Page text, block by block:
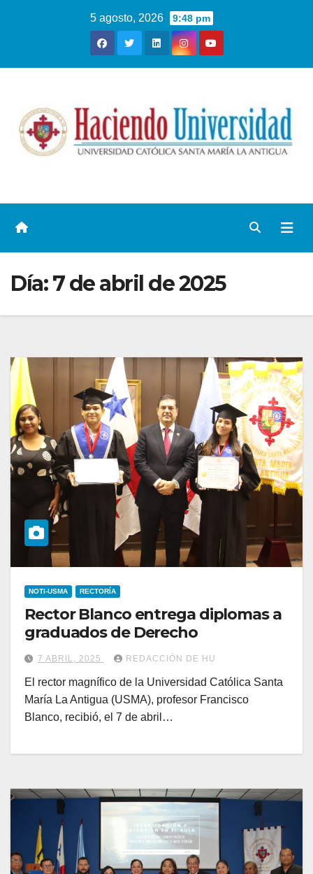
5 agosto, 2026 9:48 pm
Día:7 de abril de 2025
NOTI-USMA RECTORÍA
Rector Blanco entrega diplomas a
graduados de Derecho
7 ABRIL, 2025 REDACCIÓN DE HU
El rector magnífico de la Universidad Católica Santa
María La Antigua (USMA), profesor Francisco
Blanco, recibió, el 7 de abril…